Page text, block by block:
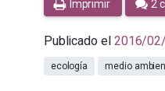
Imprimir 2
Publicado el 2016/
ecología medio